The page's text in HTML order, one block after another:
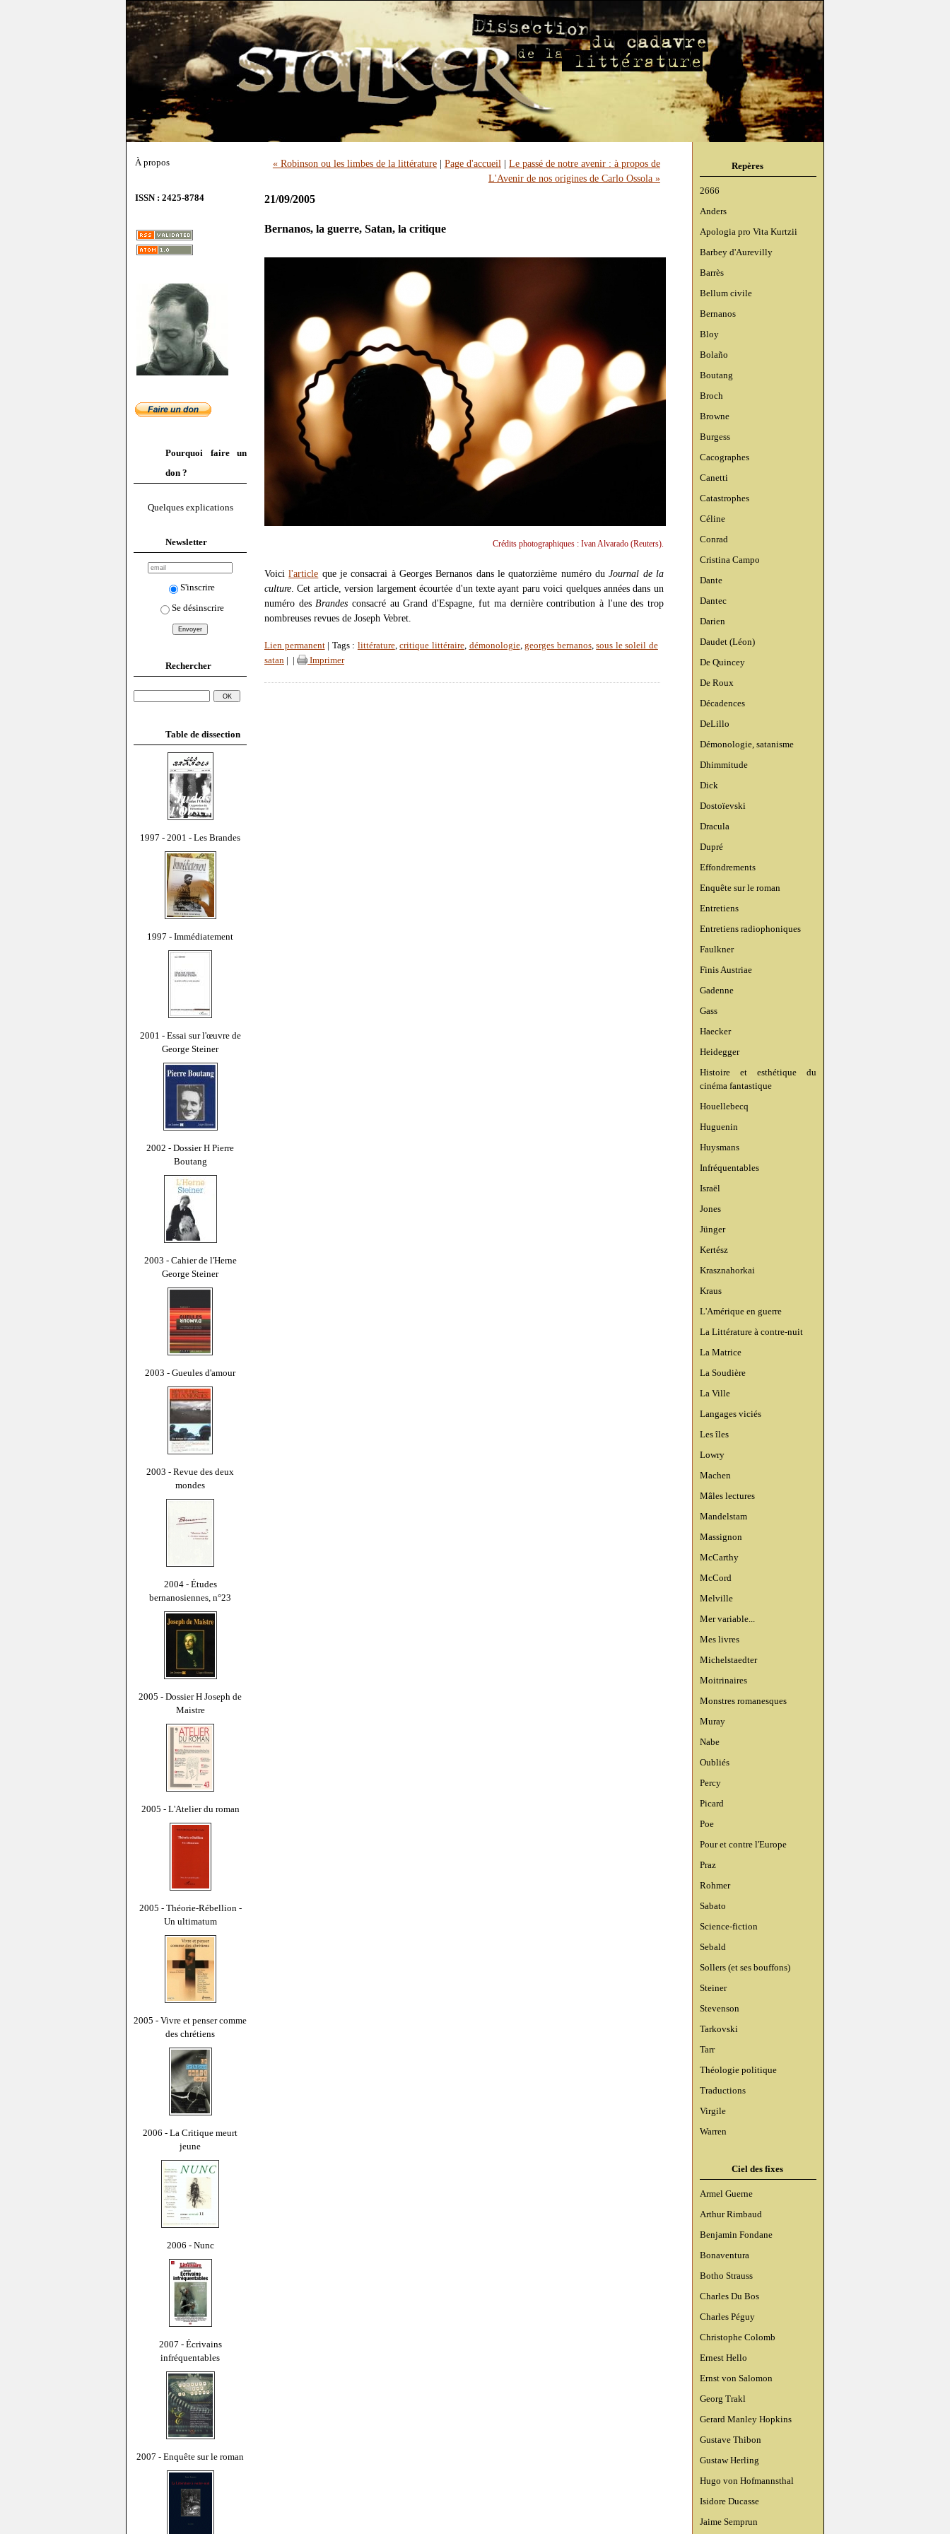
À propos
ISSN : 2425-8784
Pourquoi faire un
don ?
Quelques explications
Newsletter
S'inscrire
Se désinscrire
Rechercher
Table de dissection
1997 - 2001 - Les Brandes
1997 - Immédiatement
2001 - Essai sur l'œuvre de
George Steiner
2002 - Dossier H Pierre
Boutang
2003 - Cahier de l'Herne
George Steiner
2003 - Gueules d'amour
2003 - Revue des deux
mondes
2004 - Études
bernanosiennes, n°23
2005 - Dossier H Joseph de
Maistre
2005 - L'Atelier du roman
2005 - Théorie-Rébellion -
Un ultimatum
2005 - Vivre et penser comme
des chrétiens
2006 - La Critique meurt
jeune
2006 - Nunc
2007 - Écrivains
infréquentables
2007 - Enquête sur le roman
Repères
2666
Anders
Apologia pro Vita Kurtzii
Barbey d'Aurevilly
Barrès
Bellum civile
Bernanos
Bloy
Bolaño
Boutang
Broch
Browne
Burgess
Cacographes
Canetti
Catastrophes
Céline
Conrad
Cristina Campo
Dante
Dantec
Darien
Daudet (Léon)
De Quincey
De Roux
Décadences
DeLillo
Démonologie, satanisme
Dhimmitude
Dick
Dostoïevski
Dracula
Dupré
Effondrements
Enquête sur le roman
Entretiens
Entretiens radiophoniques
Faulkner
Finis Austriae
Gadenne
Gass
Haecker
Heidegger
Histoire et esthétique du
cinéma fantastique
Houellebecq
Huguenin
Huysmans
Infréquentables
Israël
Jones
Jünger
Kertész
Krasznahorkai
Kraus
L'Amérique en guerre
La Littérature à contre-nuit
La Matrice
La Soudière
La Ville
Langages viciés
Les îles
Lowry
Machen
Mâles lectures
Mandelstam
Massignon
McCarthy
McCord
Melville
Mer variable...
Mes livres
Michelstaedter
Moitrinaires
Monstres romanesques
Muray
Nabe
Oubliés
Percy
Picard
Poe
Pour et contre l'Europe
Praz
Rohmer
Sabato
Science-fiction
Sebald
Sollers (et ses bouffons)
Steiner
Stevenson
Tarkovski
Tarr
Théologie politique
Traductions
Virgile
Warren
Ciel des fixes
Armel Guerne
Arthur Rimbaud
Benjamin Fondane
Bonaventura
Botho Strauss
Charles Du Bos
Charles Péguy
Christophe Colomb
Ernest Hello
Ernst von Salomon
Georg Trakl
Gerard Manley Hopkins
Gustave Thibon
Gustaw Herling
Hugo von Hofmannsthal
Isidore Ducasse
Jaime Semprun
« Robinson ou les limbes de la littérature| Page d'accueil | Le passé de notre avenir : à propos de
L'Avenir de nos origines de Carlo Ossola »
21/09/2005
Bernanos, la guerre, Satan, la critique
Crédits photographiques : Ivan Alvarado (Reuters).
Voicil'article que je consacrai à Georges Bernanos dans le quatorzième numéro duJournal de la
culture . Cet article, version largement écourtée d'un texte ayant paru voici quelques années dans un
numéro des Brandes consacré au Grand d'Espagne, fut ma dernière contribution à l'une des trop
nombreuses revues de Joseph Vebret.
Lien permanent| Tags : littérature,critique littéraire, démonologie,georges bernanos,sous le soleil de
satan
Imprimer